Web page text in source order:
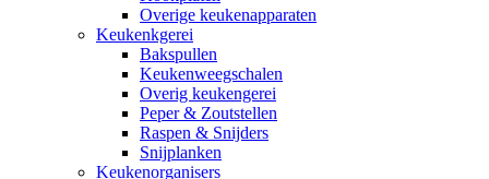
Overige keukenapparaten
Keukenkgerei
Bakspullen
Keukenweegschalen
Overig keukengerei
Peper & Zoutstellen
Raspen & Snijders
Snijplanken
Keukenorganisers